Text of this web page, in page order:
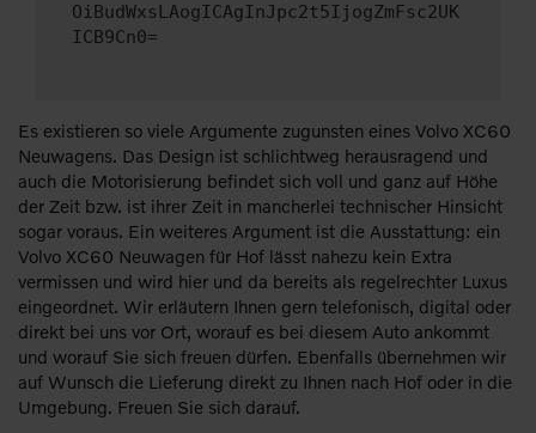
OiBudWxsLAogICAgInJpc2t5IjogZmFsc2UK
ICB9Cn0=
Es existieren so viele Argumente zugunsten eines Volvo XC60
Neuwagens. Das Design ist schlichtweg herausragend und
auch die Motorisierung befindet sich voll und ganz auf Höhe
der Zeit bzw. ist ihrer Zeit in mancherlei technischer Hinsicht
sogar voraus. Ein weiteres Argument ist die Ausstattung: ein
Volvo XC60 Neuwagen für Hof lässt nahezu kein Extra
vermissen und wird hier und da bereits als regelrechter Luxus
eingeordnet. Wir erläutern Ihnen gern telefonisch, digital oder
direkt bei uns vor Ort, worauf es bei diesem Auto ankommt
und worauf Sie sich freuen dürfen. Ebenfalls übernehmen wir
auf Wunsch die Lieferung direkt zu Ihnen nach Hof oder in die
Umgebung. Freuen Sie sich darauf.